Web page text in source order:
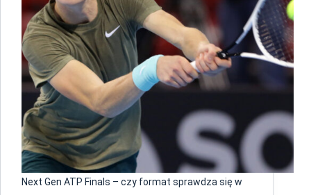
Next Gen ATP Finals – czy format sprawdza się w